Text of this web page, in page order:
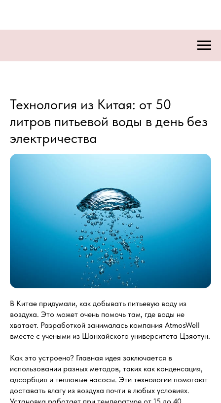
Технология из Китая: от 50
литров питьевой воды в день без
электричества
В Китае придумали, как добывать питьевую воду из
воздуха. Это может очень помочь там, где воды не
хватает. Разработкой занималась компания AtmosWell
вместе с учеными из Шанхайского университета Цзяотун.
Как это устроено? Главная идея заключается в
использовании разных методов, таких как конденсация,
адсорбция и тепловые насосы. Эти технологии помогают
доставать влагу из воздуха почти в любых условиях.